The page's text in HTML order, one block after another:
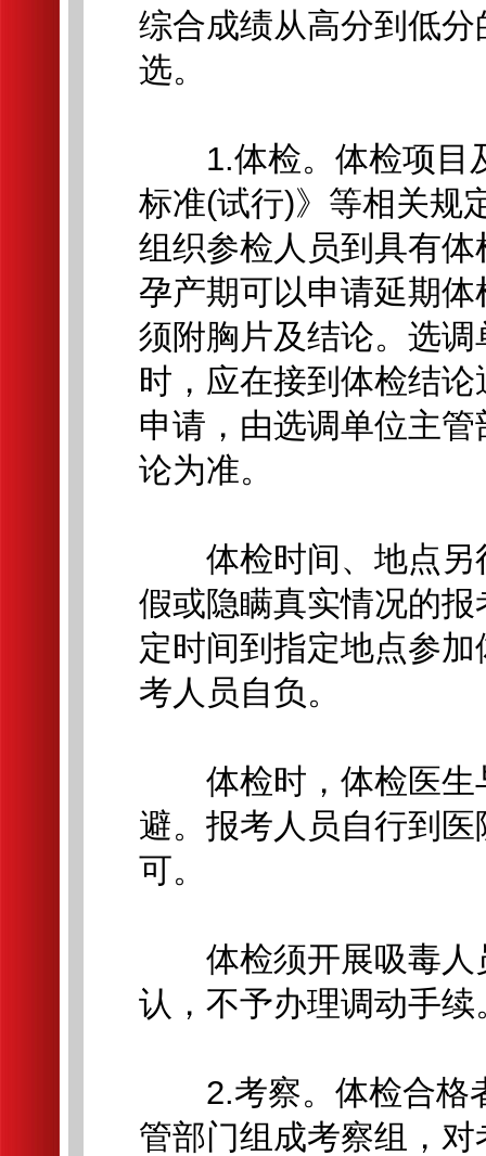
综合成绩从高分到低
选。
1.体检。体检项目
标准(试行)》等相关规
组织参检人员到具有
孕产期可以申请延期
须附胸片及结论。选
时，应在接到体检结
申请，由选调单位主
论为准。
体检时间、地点另
假或隐瞒真实情况的
定时间到指定地点参
考人员自负。
体检时，体检医生
避。报考人员自行到
可。
体检须开展吸毒人
认，不予办理调动手续
2.考察。体检合格
管部门组成考察组，